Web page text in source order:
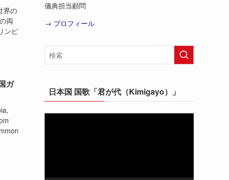
界の
両
ンピ
ガ
儀典担当顧問
→ プロフィール
日本国 国歌「君が代（Kimigayo）」